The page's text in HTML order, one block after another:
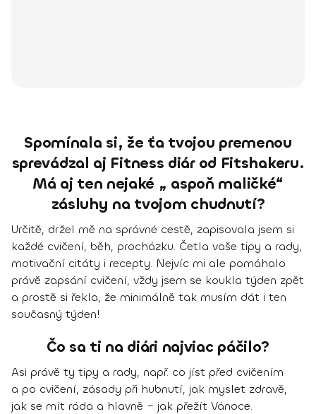
Spomínala si, že ťa tvojou premenou
sprevádzal aj Fitness diár od Fitshakeru.
Má aj ten nejaké „ aspoň maličké“
zásluhy na tvojom chudnutí?
Určitě, držel mě na správné cestě, zapisovala jsem si
každé cvičení, běh, procházku. Četla vaše tipy a rady,
motivační citáty i recepty. Nejvíc mi ale pomáhalo
právě zapsání cvičení, vždy jsem se koukla týden zpět
a prostě si řekla, že minimálně tak musím dát i ten
současný týden!
Čo sa ti na diári najviac páčilo?
Asi právě ty tipy a rady, např. co jíst před cvičením
a po cvičení, zásady při hubnutí, jak myslet zdravě,
jak se mít ráda a hlavně – jak přežít Vánoce.